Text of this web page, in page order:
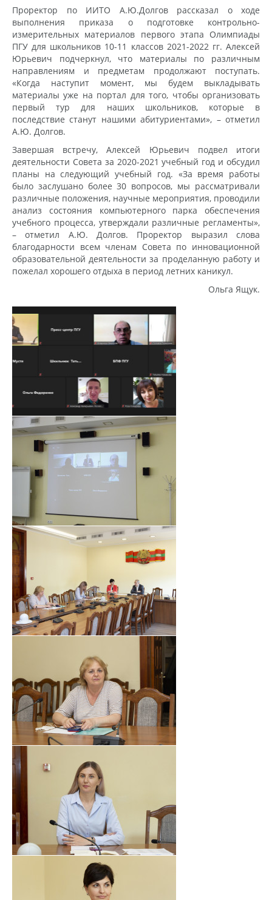
Проректор по ИИТО А.Ю.Долгов рассказал о ходе
выполнения приказа о подготовке контрольно-
измерительных материалов первого этапа Олимпиады
ПГУ для школьников 10-11 классов 2021-2022 гг. Алексей
Юрьевич подчеркнул, что материалы по различным
направлениям и предметам продолжают поступать.
«Когда наступит момент, мы будем выкладывать
материалы уже на портал для того, чтобы организовать
первый тур для наших школьников, которые в
последствие станут нашими абитуриентами», – отметил
А.Ю. Долгов.
Завершая встречу, Алексей Юрьевич подвел итоги
деятельности Совета за 2020-2021 учебный год и обсудил
планы на следующий учебный год. «За время работы
было заслушано более 30 вопросов, мы рассматривали
различные положения, научные мероприятия, проводили
анализ состояния компьютерного парка обеспечения
учебного процесса, утверждали различные регламенты»,
– отметил А.Ю. Долгов. Проректор выразил слова
благодарности всем членам Совета по инновационной
образовательной деятельности за проделанную работу и
пожелал хорошего отдыха в период летних каникул.
Ольга Ящук.